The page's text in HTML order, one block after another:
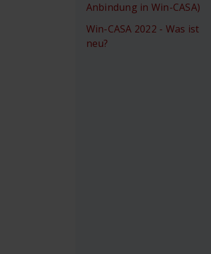
Anbindung in Win-CASA)
Win-CASA 2022 - Was ist
neu?